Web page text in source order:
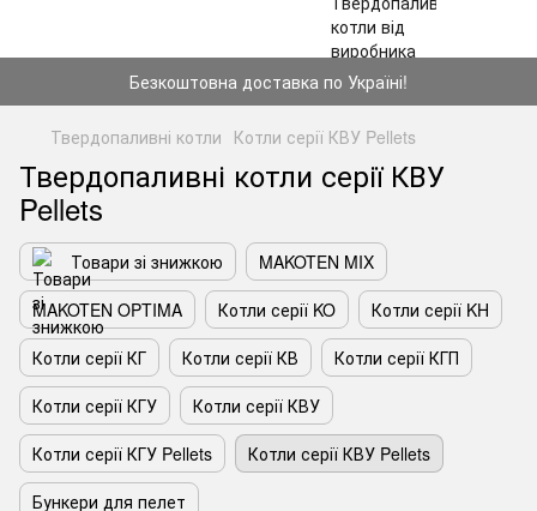
Безкоштовна доставка по Україні!
Твердопаливні котли Котли серії КВУ Pellets
Твердопаливні котли серії КВУ
Pellets
Товари зі знижкою
MAKOTEN MIX
MAKOTEN OPTIMA
Котли серії KO
Котли серії KH
Котли серії КГ
Котли серії КВ
Котли серії КГП
Котли серії КГУ
Котли серії КВУ
Котли серії КГУ Pellets
Котли серії КВУ Pellets
Бункери для пелет